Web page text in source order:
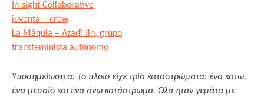
In-sight Collaborative
iuventa – crew
La Màquia – Azadî Jin, grupo
transfeminista autónomo
Υποσημείωση α: Το πλοίο είχε τρία καταστρώματα: ένα κάτω,
ένα μεσαίο και ένα άνω κατάστρωμα. Όλα ήταν γεμάτα με